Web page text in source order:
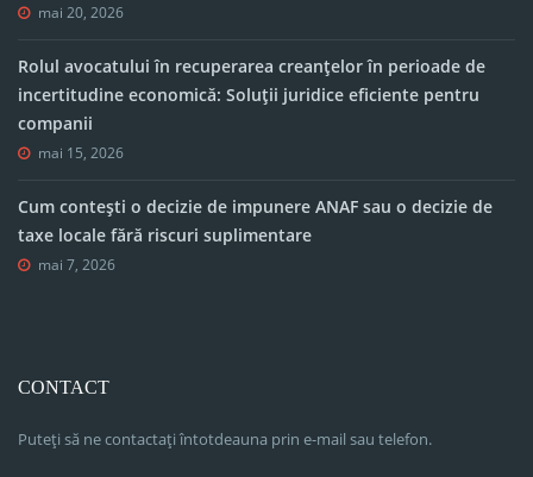
mai 20, 2026
Rolul avocatului în recuperarea creanțelor în perioade de
incertitudine economică: Soluții juridice eficiente pentru
companii
mai 15, 2026
Cum contești o decizie de impunere ANAF sau o decizie de
taxe locale fără riscuri suplimentare
mai 7, 2026
CONTACT
Puteți să ne contactați întotdeauna prin e-mail sau telefon.